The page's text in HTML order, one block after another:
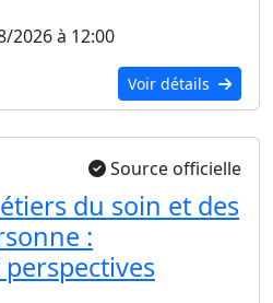
2026 à 12:00
Voir détails
Source officielle
du soin et des
: